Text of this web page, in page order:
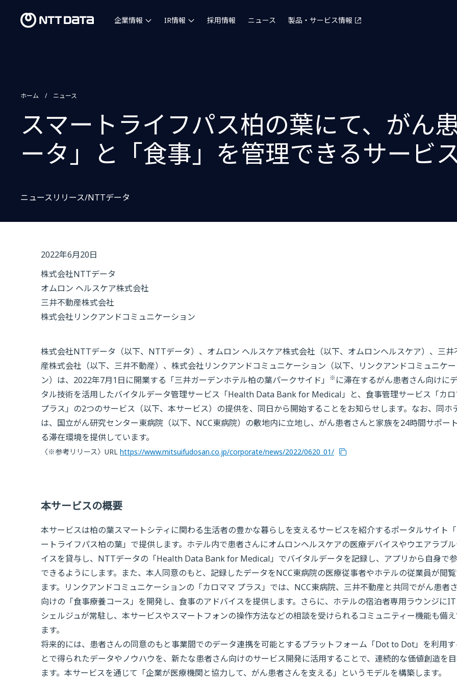
企業情報 IR情報 採用情報 ニュース 製品・サービス情報
ホーム ニュース
スマートライフパス柏の葉にて、がん
ータ」と「食事」を管理できるサービ
ニュースリリース/NTTデータ
2022年6月20日
株式会社NTTデータ
オムロン ヘルスケア株式会社
三井不動産株式会社
株式会社リンクアンドコミュニケーション
株式会社NTTデータ（以下、NTTデータ）、オムロン ヘルスケア株式会社（以下、オムロンヘルスケア）、三井
産株式会社（以下、三井不動産）、株式会社リンクアンドコミュニケーション（以下、リンクアンドコミュニケー
ン）は、2022年7月1日に開業する「三井ガーデンホテル柏の葉パークサイド」
※に滞在するがん患者さん向けに
タル技術を活用したバイタルデータ管理サービス「Health Data Bank for Medical」と、食事管理サービス「カロ
プラス」の2つのサービス（以下、本サービス）の提供を、同日から開始することをお知らせします。なお、同ホ
は、国立がん研究センター東病院（以下、NCC東病院）の敷地内に立地し、がん患者さんと家族を24時間サポー
る滞在環境を提供しています。
〈※参考リリース〉URL https://www.mitsuifudosan.co.jp/corporate/news/2022/0620_01/
本サービスの概要
本サービスは柏の葉スマートシティに関わる生活者の豊かな暮らしを支えるサービスを紹介するポータルサイト
ートライフパス柏の葉」で提供します。ホテル内で患者さんにオムロンヘルスケアの医療デバイスやウエアラブ
イスを貸与し、NTTデータの「Health Data Bank for Medical」でバイタルデータを記録し、アプリから自身で
できるようにします。また、本人同意のもと、記録したデータをNCC東病院の医療従事者やホテルの従業員が閲
ます。リンクアンドコミュニケーションの「カロママ プラス」では、NCC東病院、三井不動産と共同でがん患者
向けの「食事療養コース」を開発し、食事のアドバイスを提供します。さらに、ホテルの宿泊者専用ラウンジに
シェルジュが常駐し、本サービスやスマートフォンの操作方法などの相談を受けられるコミュニティー機能も備
ます。
将来的には、患者さんの同意のもと事業間でのデータ連携を可能とするプラットフォーム「Dot to Dot」を利用す
とで得られたデータやノウハウを、新たな患者さん向けのサービス開発に活用することで、連続的な価値創造を
ます。本サービスを通じて「企業が医療機関と協力して、がん患者さんを支える」というモデルを構築します。